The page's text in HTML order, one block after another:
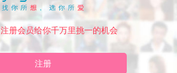
注册会员给你千万里挑一的机会
注册